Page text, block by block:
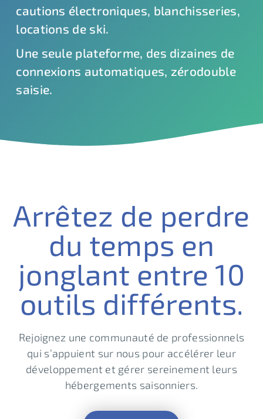
cautions électroniques, blanchisseries,
locations de ski.
Une seule plateforme, des dizaines de
connexions automatiques, zérodouble
saisie.
Arrêtez de perdre
du temps en
jonglant entre 10
outils différents.
Rejoignez une communauté de professionnels
qui s’appuient sur nous pour accélérer leur
développement et gérer sereinement leurs
hébergements saisonniers.